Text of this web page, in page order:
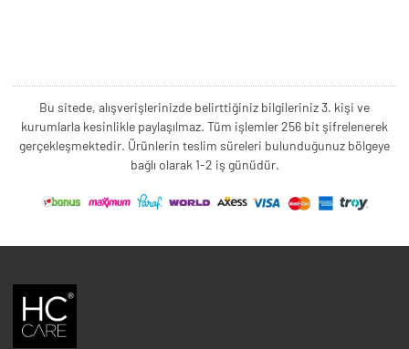
Bu sitede, alışverişlerinizde belirttiğiniz bilgileriniz 3. kişi ve
kurumlarla kesinlikle paylaşılmaz. Tüm işlemler 256 bit şifrelenerek
gerçekleşmektedir. Ürünlerin teslim süreleri bulunduğunuz bölgeye
bağlı olarak 1-2 iş günüdür.